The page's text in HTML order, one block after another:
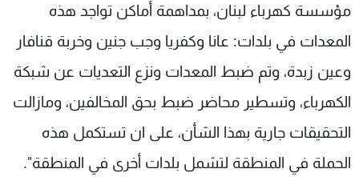
مؤسسة كهرباء لبنان، بمداهمة أماكن تواجد هذه
المعدات في بلدات: عانا وكفريا وجب جنين وخربة قنافار
وعين زبدة، وتم ضبط المعدات ونزع التعديات عن شبكة
الكهرباء، وتسطير محاضر ضبط بحق المخالفين، ومازالت
التحقيقات جارية بهذا الشأن، على ان تستكمل هذه
الحملة في المنطقة لتشمل بلدات أخرى في المنطقة".